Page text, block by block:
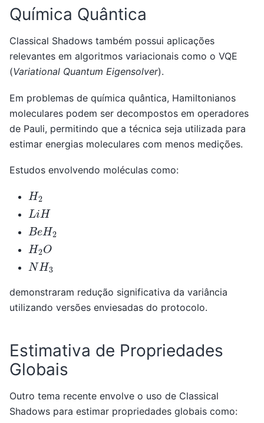
Química Quântica
Classical Shadows também possui aplicações
relevantes em algoritmos variacionais como o VQE
(Variational Quantum Eigensolver).
Em problemas de química quântica, Hamiltonianos
moleculares podem ser decompostos em operadores
de Pauli, permitindo que a técnica seja utilizada para
estimar energias moleculares com menos medições.
Estudos envolvendo moléculas como:
H2
LiH
BeH2
H2O
NH3
demonstraram redução significativa da variância
utilizando versões enviesadas do protocolo.
Estimativa de Propriedades
Globais
Outro tema recente envolve o uso de Classical
Shadows para estimar propriedades globais como: